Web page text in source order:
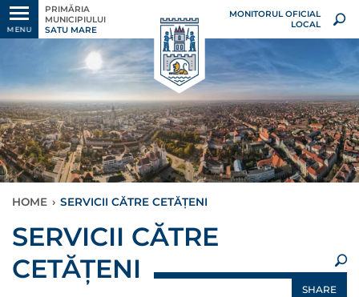
MENU
PRIMĂRIA
MUNICIPIULUI
SATU MARE
MONITORUL OFICIAL
LOCAL
HOME › SERVICII CĂTRE CETĂȚENI
SERVICII CĂTRE
CETĂȚENI
SHARE